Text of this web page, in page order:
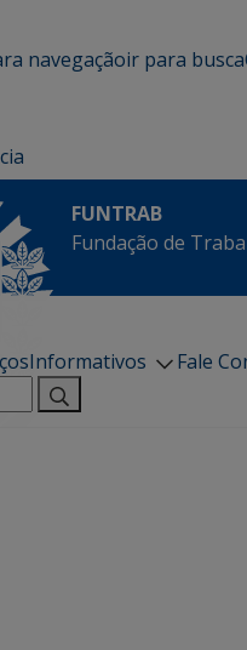
navegaçãoir para busca
FUNTRAB
Fundação de
Informativos
Fale